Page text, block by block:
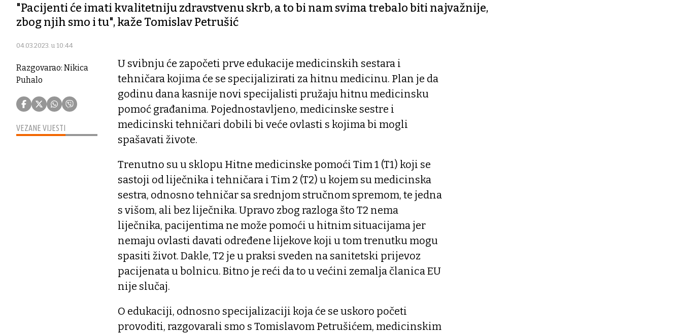
"Pacijenti će imati kvalitetniju zdravstvenu skrb, a to bi nam svima trebalo biti najvažnije,
zbog njih smo i tu", kaže Tomislav Petrušić
04.03.2023. u 10:44
Razgovarao: Nikica
Puhalo
VEZANE VIJESTI
U svibnju će započeti prve edukacije medicinskih sestara i
tehničara kojima će se specijalizirati za hitnu medicinu. Plan je da
godinu dana kasnije novi specijalisti pružaju hitnu medicinsku
pomoć građanima. Pojednostavljeno, medicinske sestre i
medicinski tehničari dobili bi veće ovlasti s kojima bi mogli
spašavati živote.
Trenutno su u sklopu Hitne medicinske pomoći Tim 1 (T1) koji se
sastoji od liječnika i tehničara i Tim 2 (T2) u kojem su medicinska
sestra, odnosno tehničar sa srednjom stručnom spremom, te jedna
s višom, ali bez liječnika. Upravo zbog razloga što T2 nema
liječnika, pacijentima ne može pomoći u hitnim situacijama jer
nemaju ovlasti davati određene lijekove koji u tom trenutku mogu
spasiti život. Dakle, T2 je u praksi sveden na sanitetski prijevoz
pacijenata u bolnicu. Bitno je reći da to u većini zemalja članica EU
nije slučaj.
O edukaciji, odnosno specijalizaciji koja će se uskoro početi
provoditi, razgovarali smo s Tomislavom Petrušićem, medicinskim